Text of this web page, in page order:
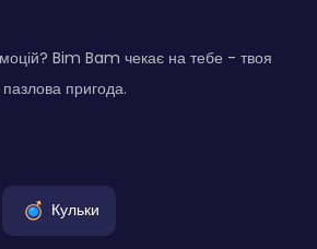
Bim Bam чекає на тебе - твоя
пригода.
Кульки